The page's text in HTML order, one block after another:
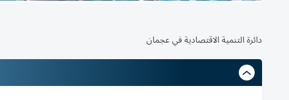
دائرة التنمية الاقتصادية في عجمان